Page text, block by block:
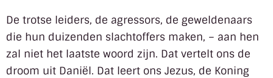
De trotse leiders, de agressors, de geweldenaars
die hun duizenden slachtoffers maken, – aan hen
zal niet het laatste woord zijn. Dat vertelt ons de
droom uit Daniël. Dat leert ons Jezus, de Koning